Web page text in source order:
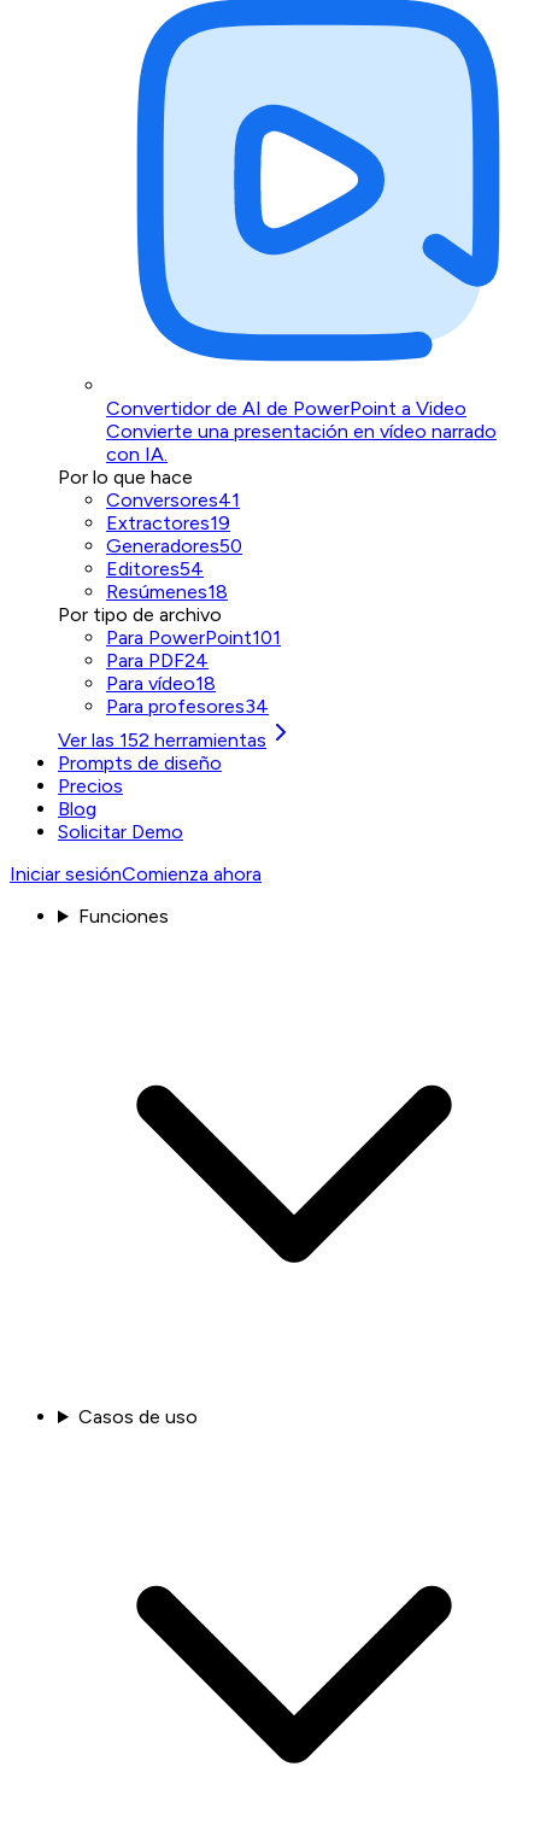
Convertidor de AI de PowerPoint a Video
Convierte una presentación en vídeo narrado
con IA.
Por lo que hace
Conversores41
Extractores19
Generadores50
Editores54
Resúmenes18
Por tipo de archivo
Para PowerPoint101
Para PDF24
Para vídeo18
Para profesores34
Ver las 152 herramientas
Prompts de diseño
Precios
Blog
Solicitar Demo
Iniciar sesiónComienza ahora
Funciones
Casos de uso